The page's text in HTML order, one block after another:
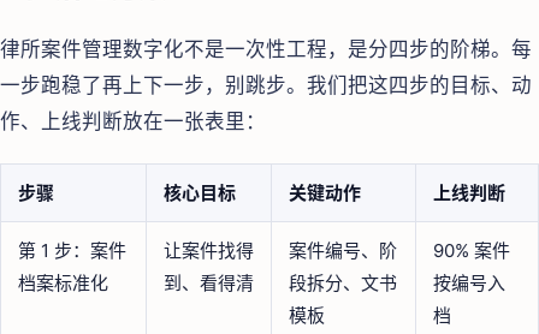
律所案件管理数字化不是一次性工程，是分四步的阶梯。每
一步跑稳了再上下一步，别跳步。我们把这四步的目标、动
作、上线判断放在一张表里：
步骤 核心目标 关键动作 上线判断
第 1 步：案件
档案标准化
让案件找得
到、看得清
案件编号、阶
段拆分、文书
模板
90% 案件
按编号入
档